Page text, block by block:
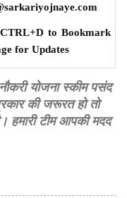
to Bookmark
for Updates
योजना स्कीम पसंद
की जरूरत हो तो
टीम आपकी मदद